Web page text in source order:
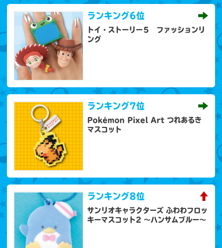
ランキング6位
トイ・ストーリー５ ファッションリ
ング
ランキング7位
Pokémon Pixel Art つれあるき
マスコット
ランキング8位
サンリオキャラクターズ ふわわフロッ
キーマスコット2 ～ハンサムブルー～